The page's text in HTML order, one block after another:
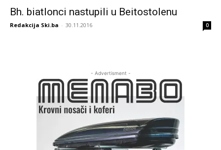
Bh. biatlonci nastupili u Beitostolenu
Redakcija Ski.ba - 30.11.2016 0
- Advertisment -